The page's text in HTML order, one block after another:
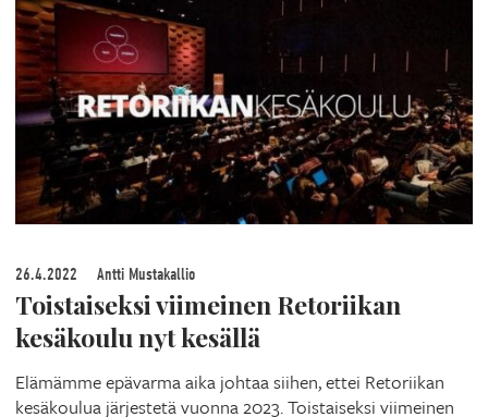
26.4.2022 Antti Mustakallio
Toistaiseksi viimeinen Retoriikan
kesäkoulu nyt kesällä
Elämämme epävarma aika johtaa siihen, ettei Retoriikan
kesäkoulua järjestetä vuonna 2023. Toistaiseksi viimeinen